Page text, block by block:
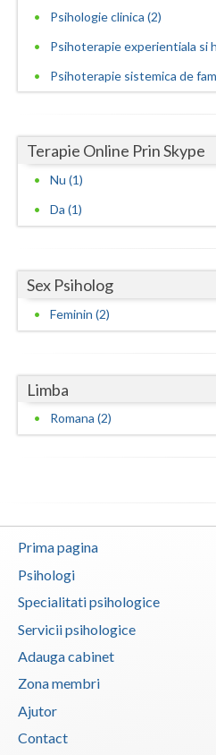
VranceaPsihologie clinica (2)
Psihoterapie experientiala si
Psihoterapie sistemica de
Terapie Online Prin Skype
Nu (1)
Da (1)
Sex Psiholog
Feminin (2)
Limba
Romana (2)
Prima pagina
Psihologi
Specialitati psihologice
Servicii psihologice
Adauga cabinet
Zona membri
Ajutor
Contact